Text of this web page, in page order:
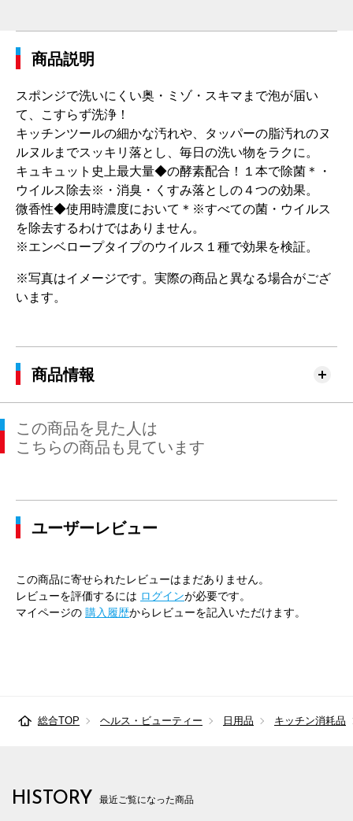
商品説明
スポンジで洗いにくい奥・ミゾ・スキマまで泡が届い
て、こすらず洗浄！
キッチンツールの細かな汚れや、タッパーの脂汚れのヌ
ルヌルまでスッキリ落とし、毎日の洗い物をラクに。
キュキュット史上最大量◆の酵素配合！１本で除菌＊・
ウイルス除去※・消臭・くすみ落としの４つの効果。
微香性◆使用時濃度において＊※すべての菌・ウイルス
を除去するわけではありません。
※エンベロープタイプのウイルス１種で効果を検証。
※写真はイメージです。実際の商品と異なる場合がござ
います。
商品情報
この商品を見た人は
こちらの商品も見ています
ユーザーレビュー
この商品に寄せられたレビューはまだありません。
レビューを評価するには ログインが必要です。
マイページの 購入履歴からレビューを記入いただけます。
総合TOP ヘルス・ビューティー 日用品 キッチン消耗品
HISTORY 最近ご覧になった商品